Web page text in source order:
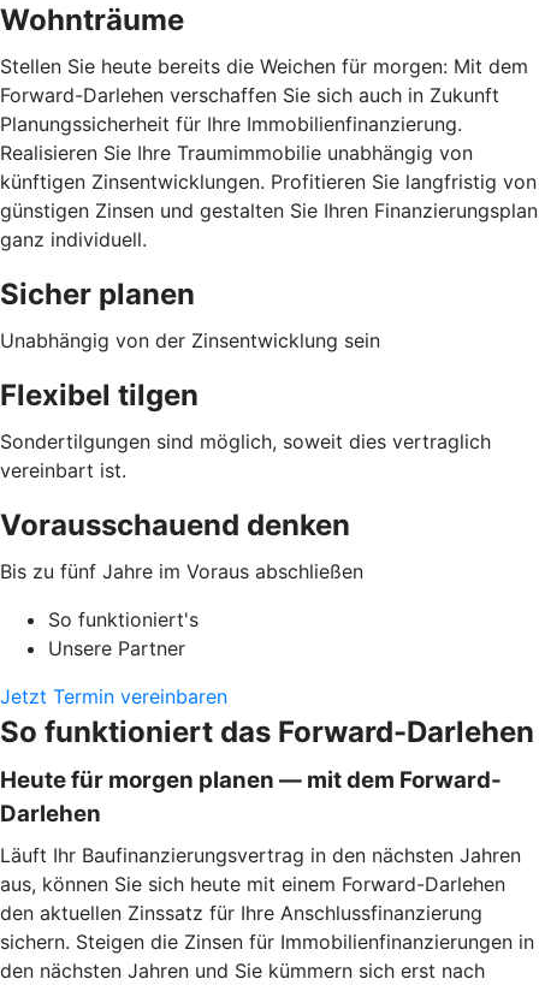
Wohnträume
Stellen Sie heute bereits die Weichen für morgen: Mit dem
Forward-Darlehen verschaffen Sie sich auch in Zukunft
Planungssicherheit für Ihre Immobilienfinanzierung.
Realisieren Sie Ihre Traumimmobilie unabhängig von
künftigen Zinsentwicklungen. Profitieren Sie langfristig von
günstigen Zinsen und gestalten Sie Ihren Finanzierungsplan
ganz individuell.
Sicher planen
Unabhängig von der Zinsentwicklung sein
Flexibel tilgen
Sondertilgungen sind möglich, soweit dies vertraglich
vereinbart ist.
Vorausschauend denken
Bis zu fünf Jahre im Voraus abschließen
So funktioniert's
Unsere Partner
Jetzt Termin vereinbaren
So funktioniert das Forward-Darlehen
Heute für morgen planen — mit dem Forward-
Darlehen
Läuft Ihr Baufinanzierungsvertrag in den nächsten Jahren
aus, können Sie sich heute mit einem Forward-Darlehen
den aktuellen Zinssatz für Ihre Anschlussfinanzierung
sichern. Steigen die Zinsen für Immobilienfinanzierungen in
den nächsten Jahren und Sie kümmern sich erst nach